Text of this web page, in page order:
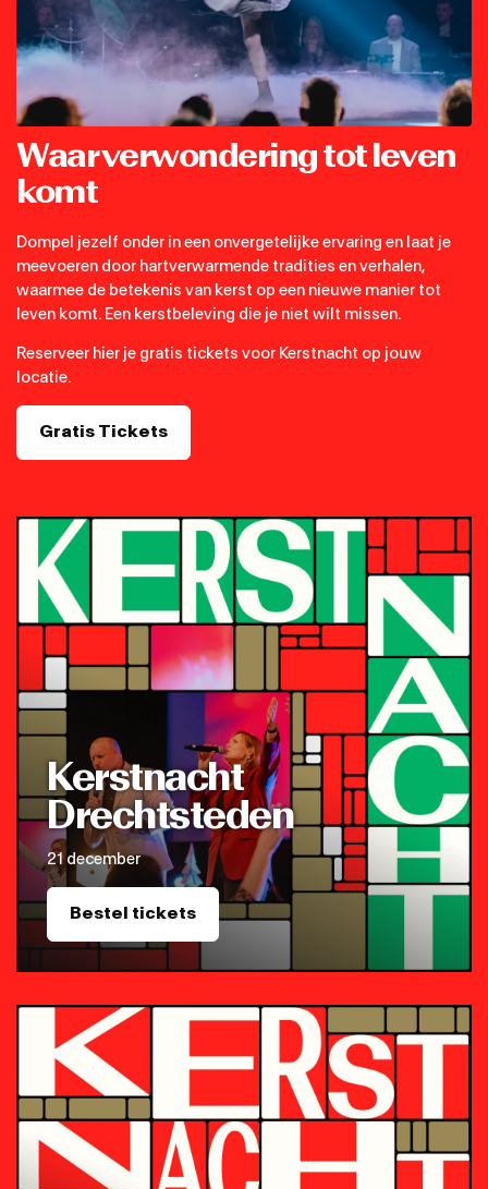
Waar verwondering tot leven
komt
Dompel jezelf onder in een onvergetelijke ervaring en laat je
meevoeren door hartverwarmende tradities en verhalen,
waarmee de betekenis van kerst op een nieuwe manier tot
leven komt. Een kerstbeleving die je niet wilt missen.
Reserveer hier je gratis tickets voor Kerstnacht op jouw
locatie.
Gratis Tickets
Kerstnacht
Drechtsteden
21 december
Bestel tickets